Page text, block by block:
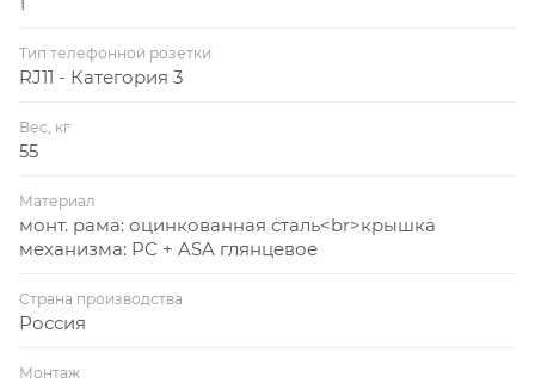
Тип телефонной розетки
RJ11 - Категория 3
Вес, кг
55
Материал
монт. рама: оцинкованная сталь<br>крышка
механизма: PC + ASA глянцевое
Страна производства
Россия
Монтаж